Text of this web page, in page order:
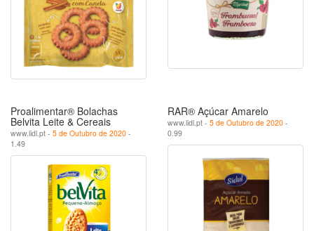
Proalimentar® Bolachas
Belvita Leite & Cereais
www.lidl.pt - 5 de Outubro de 2020 -
1.49
RAR® Açúcar Amarelo
www.lidl.pt - 5 de Outubro de 2020 -
0.99